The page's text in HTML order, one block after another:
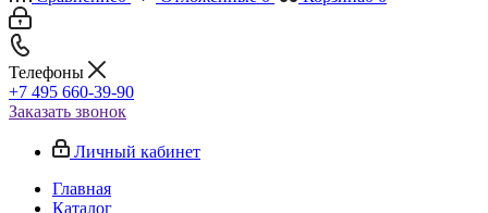
Телефоны
+7 495 660-39-90
Заказать звонок
Личный кабинет
Главная
Каталог